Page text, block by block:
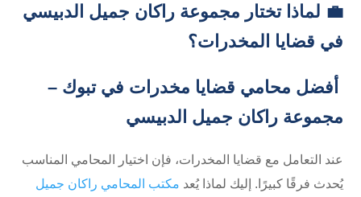
💼 لماذا تختار مجموعة راكان جميل الدبيسي
في قضايا المخدرات؟
أفضل محامي قضايا مخدرات في تبوك –
مجموعة راكان جميل الدبيسي
عند التعامل مع قضايا المخدرات، فإن اختيار المحامي المناسب
يُحدث فرقًا كبيرًا. إليك لماذا يُعد مكتب المحامي راكان جميل